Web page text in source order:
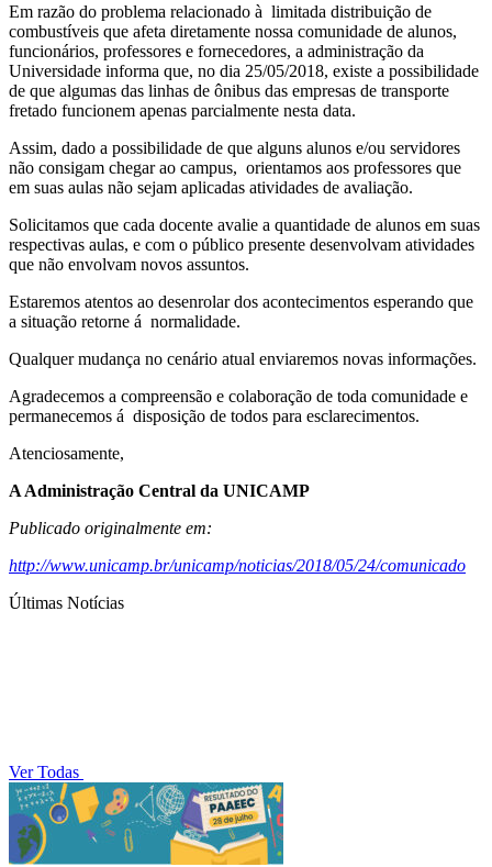
Em razão do problema relacionado à limitada distribuição de
combustíveis que afeta diretamente nossa comunidade de alunos,
funcionários, professores e fornecedores, a administração da
Universidade informa que, no dia 25/05/2018, existe a possibilidade
de que algumas das linhas de ônibus das empresas de transporte
fretado funcionem apenas parcialmente nesta data.
Assim, dado a possibilidade de que alguns alunos e/ou servidores
não consigam chegar ao campus, orientamos aos professores que
em suas aulas não sejam aplicadas atividades de avaliação.
Solicitamos que cada docente avalie a quantidade de alunos em suas
respectivas aulas, e com o público presente desenvolvam atividades
que não envolvam novos assuntos.
Estaremos atentos ao desenrolar dos acontecimentos esperando que
a situação retorne á normalidade.
Qualquer mudança no cenário atual enviaremos novas informações.
Agradecemos a compreensão e colaboração de toda comunidade e
permanecemos á disposição de todos para esclarecimentos.
Atenciosamente,
A Administração Central da UNICAMP
Publicado originalmente em:
http://www.unicamp.br/unicamp/noticias/2018/05/24/comunicado
Últimas Notícias
Ver Todas